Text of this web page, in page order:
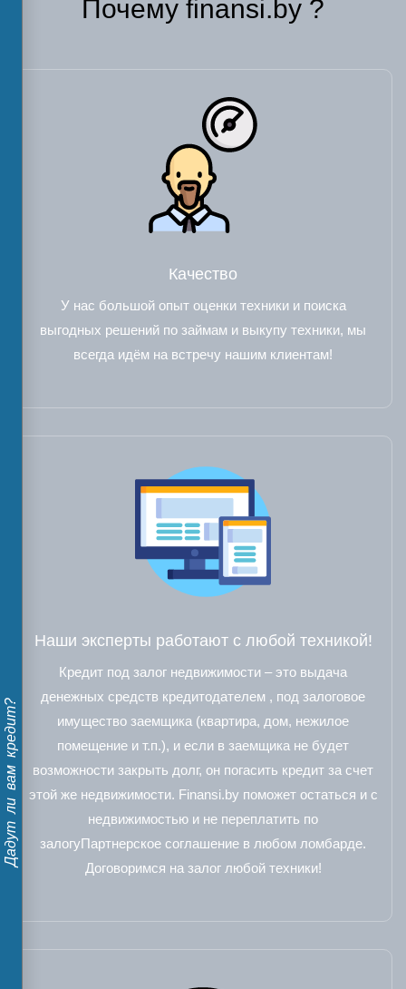
Дадут ли вам кредит?
Почему finansi.by ?
Качество
У нас большой опыт оценки техники и поиска
выгодных решений по займам и выкупу техники, мы
всегда идём на встречу нашим клиентам!
Наши эксперты работают с любой техникой!
Кредит под залог недвижимости – это выдача
денежных средств кредитодателем , под залоговое
имущество заемщика (квартира, дом, нежилое
помещение и т.п.), и если в заемщика не будет
возможности закрыть долг, он погасить кредит за счет
этой же недвижимости. Finansi.by поможет остаться и с
недвижимостью и не переплатить по
залогуПартнерское соглашение в любом ломбарде.
Договоримся на залог любой техники!